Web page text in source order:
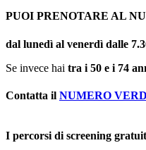
PUOI PRENOTARE AL
dal lunedì al venerdì dalle
Se invece hai tra i 50 e i 74
Contatta il NUMERO
I percorsi di screening